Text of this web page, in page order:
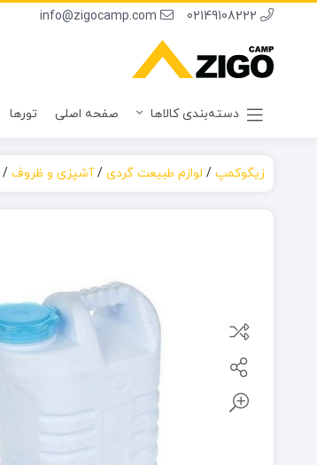
02149108222
info@zigocamp.com
دسته‌بندی کالاها صفحه اصلی تورها
زیگوکمپ/ لوازم طبیعت گردی/آشپزی و ظروف/